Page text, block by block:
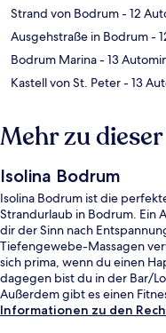
Strand von Bodrum- 12
Ausgehstraße in Bodrum-
Bodrum Marina- 13
Kastell von St. Peter- 13
Mehr zu
Isolina Bodrum
Isolina Bodrum ist die
Strandurlaub in Bodrum. Ein
dir der Sinn nach
Tiefengewebe-Massagen
sich prima, wenn du einen
dagegen bist du in der Bar/
Außerdem gibt es einen
Informationen zu den